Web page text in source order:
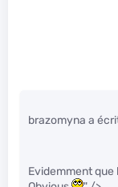
brazomyna a
Evidemment que